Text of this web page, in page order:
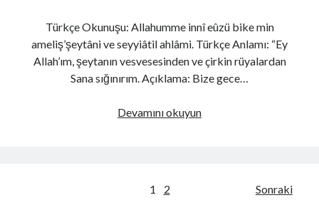
Türkçe Okunuşu: Allahumme innî eûzü bike min
ameliş’şeytâni ve seyyiâtil ahlâmi. Türkçe Anlamı: “Ey
Allah’ım, şeytanın vesvesesinden ve çirkin rüyalardan
Sana sığınırım. Açıklama: Bize gece…
Devamını okuyunKötü
1 2 Sonraki